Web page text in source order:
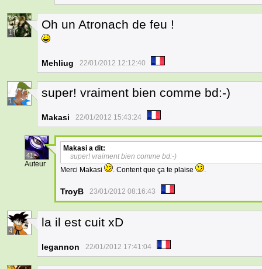
1
Oh un Atronach de feu !
Mehliug 22/01/2012 12:12:40
1
super! vraiment bien comme bd:-)
Makasi 22/01/2012 15:43:24
41
Auteur
Makasi a dit:
super! vraiment bien comme bd:-)
Merci Makasi
. Content que ça te plaise .
TroyB 23/01/2012 08:16:43
4
la il est cuit xD
legannon 22/01/2012 17:41:04